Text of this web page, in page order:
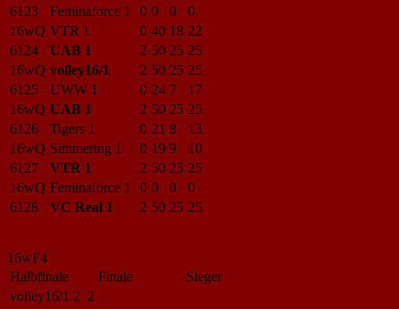
6123
Feminaforce 1 0 0 0
0
16wQ VTR 1 0 40 18 22
6124
UAB 1 2 50 25 25
16wQ volley16/1 2 50 25 25
6125
UWW 1 0 24 7
17
16wQ UAB 1 2 50 25 25
6126
Tigers 1 0 21 8
13
16wQ Simmering 1 0 19 9
10
6127
VTR 1 2 50 25 25
16wQ Feminaforce 1 0 0 0
0
6128
VC Real 1 2 50 25 25
16wF4
Halbfinale
Finale
Sieger
volley16/1 2 2